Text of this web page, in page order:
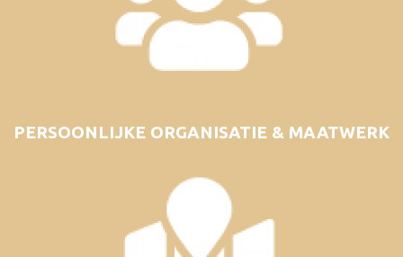
PERSOONLIJKE ORGANISATIE & MAATWERK